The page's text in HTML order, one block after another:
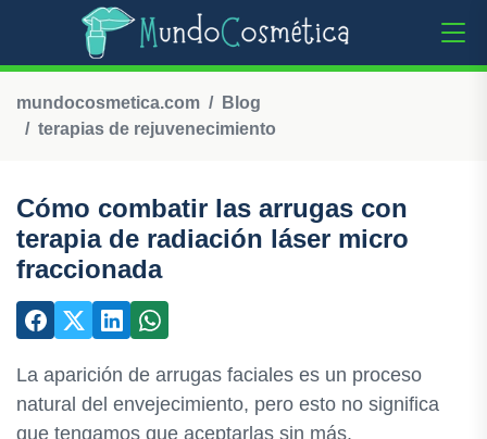
mundocosmetica.com
Blog
terapias de rejuvenecimiento
Cómo combatir las arrugas con
terapia de radiación láser micro
fraccionada
La aparición de arrugas faciales es un proceso
natural del envejecimiento, pero esto no significa
que tengamos que aceptarlas sin más.